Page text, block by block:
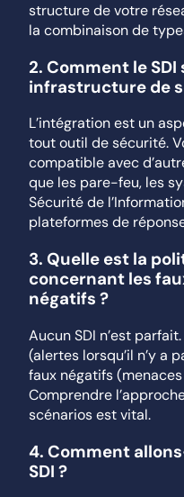
structure de votre
la combinaison de
2.Comment le
infrastructure de
L’intégration est un
tout outil de sécurité.
compatible avec
que les pare-feu, les
Sécurité de
plateformes de
3.Quelle est la
concernant les
négatifs ?
Aucun SDI n’est
(alertes lorsqu’il n’y a
faux négatifs
Comprendre
scénarios est vital.
4.Comment
SDI ?